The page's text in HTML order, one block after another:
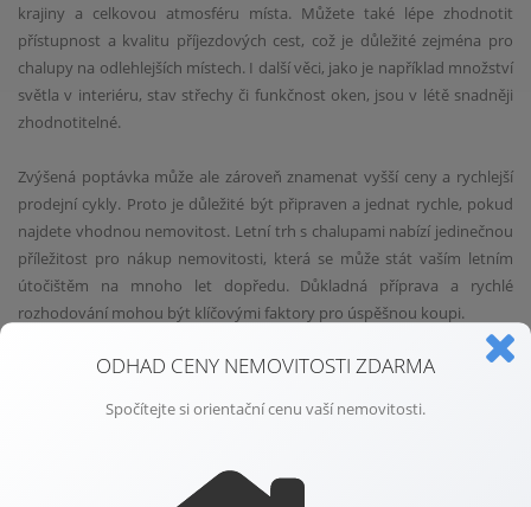
krajiny a celkovou atmosféru místa. Můžete také lépe zhodnotit
přístupnost a kvalitu příjezdových cest, což je důležité zejména pro
chalupy na odlehlejších místech. I další věci, jako je například množství
světla v interiéru, stav střechy či funkčnost oken, jsou v létě snadněji
zhodnotitelné.
Zvýšená poptávka může ale zároveň znamenat vyšší ceny a rychlejší
prodejní cykly. Proto je důležité být připraven a jednat rychle, pokud
najdete vhodnou nemovitost. Letní trh s chalupami nabízí jedinečnou
příležitost pro nákup nemovitosti, která se může stát vaším letním
útočištěm na mnoho let dopředu. Důkladná příprava a rychlé
rozhodování mohou být klíčovými faktory pro úspěšnou koupi.
Tipy pro kupující
Aby byla vaše investice co nejúspěšnější, je důležité zvážit několik
a nákupu chalupy během letních prázdnin.
ODHAD CENY NEMOVITOSTI ZDARMA
Spočítejte si orientační cenu vaší nemovitosti.